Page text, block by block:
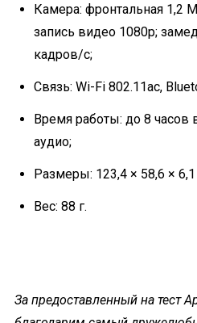
Камера: фронтальная 1,2
запись видео 1080p;
кадров/с;
Связь: Wi-Fi 802.11ac,
Время работы: до 8 часов
аудио;
Размеры: 123,4 × 58,6 ×
Вес: 88 г.
За предоставленный на тест